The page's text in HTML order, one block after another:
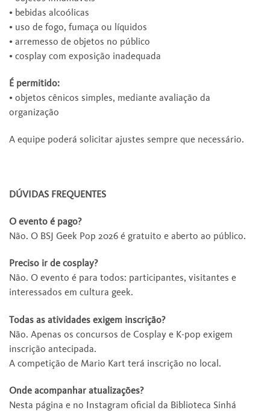
• bebidas alcoólicas
• uso de fogo, fumaça ou líquidos
• arremesso de objetos no público
• cosplay com exposição inadequada
É permitido:
• objetos cênicos simples, mediante avaliação da
organização
A equipe poderá solicitar ajustes sempre que necessário.
DÚVIDAS FREQUENTES
O evento é pago?
Não. O BSJ Geek Pop 2026 é gratuito e aberto ao público.
Preciso ir de cosplay?
Não. O evento é para todos: participantes, visitantes e
interessados em cultura geek.
Todas as atividades exigem inscrição?
Não. Apenas os concursos de Cosplay e K-pop exigem
inscrição antecipada.
A competição de Mario Kart terá inscrição no local.
Onde acompanhar atualizações?
Nesta página e no Instagram oficial da Biblioteca Sinhá